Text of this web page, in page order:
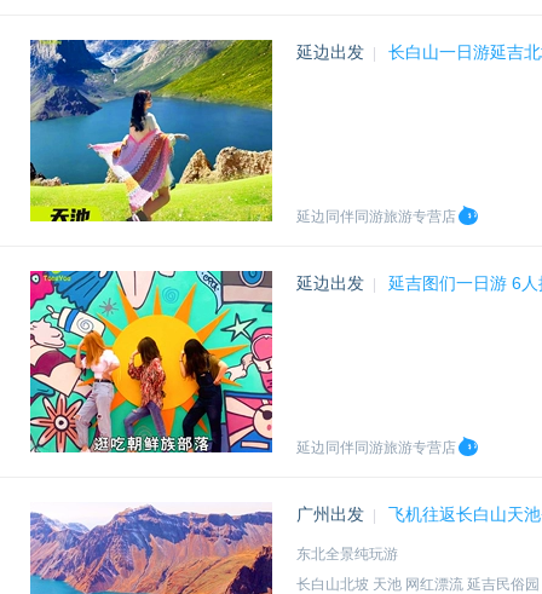
延边出发 长白山一日游延吉
延边同伴同游旅游专营店
延边出发 延吉图们一日游 6
延边同伴同游旅游专营店
广州出发 飞机往返长白山天
东北全景纯玩游
长白山北坡 天池 网红漂流 延吉民俗